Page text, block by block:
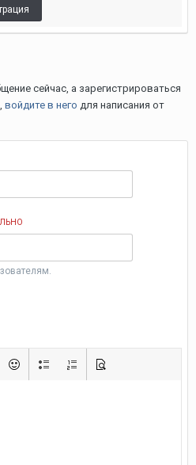
сейчас, а зарегистрироваться
войдите в него для написания от